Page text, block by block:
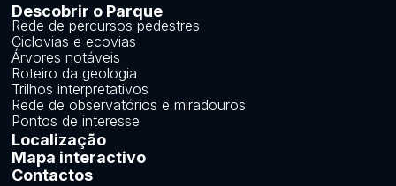
Descobrir o Parque
Rede de percursos pedestres
Ciclovias e ecovias
Árvores notáveis
Roteiro da geologia
Trilhos interpretativos
Rede de observatórios e miradouros
Pontos de interesse
Localização
Mapa interactivo
Contactos